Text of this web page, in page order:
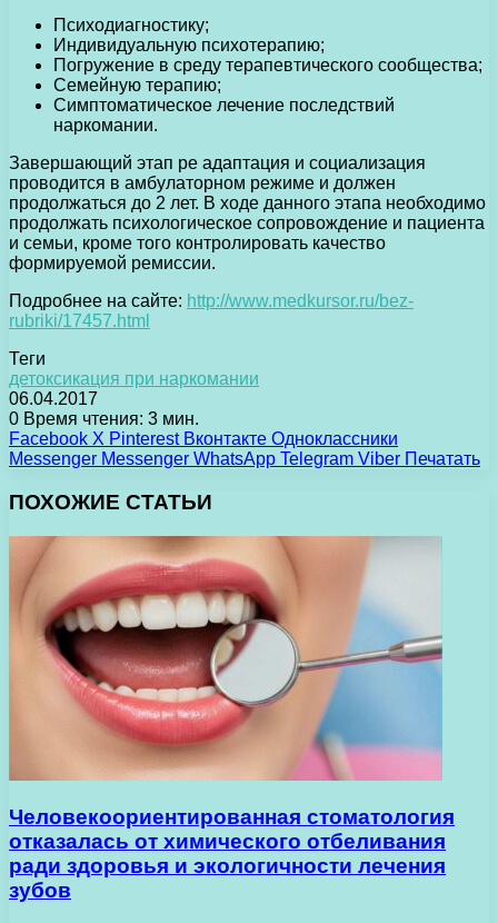
Психодиагностику;
Индивидуальную психотерапию;
Погружение в среду терапевтического сообщества;
Семейную терапию;
Симптоматическое лечение последствий
наркомании.
Завершающий этап ре адаптация и социализация
проводится в амбулаторном режиме и должен
продолжаться до 2 лет. В ходе данного этапа необходимо
продолжать психологическое сопровождение и пациента
и семьи, кроме того контролировать качество
формируемой ремиссии.
Подробнее на сайте: http://www.medkursor.ru/bez-
rubriki/17457.html
Теги
детоксикация при наркомании
06.04.2017
0 Время чтения: 3 мин.
Facebook X Pinterest Вконтакте Одноклассники
Messenger Messenger WhatsApp Telegram Viber Печатать
ПОХОЖИЕ СТАТЬИ
Человекоориентированная стоматология
отказалась от химического отбеливания
ради здоровья и экологичности лечения
зубов